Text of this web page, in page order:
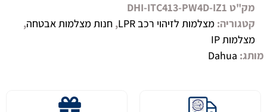
מק"ט DHI-ITC413-PW4D-IZ1
קטגוריה: מצלמות לזיהוי רכב LPR , חנות מצלמות אבטחה,
מצלמות IP
מותג: Dahua